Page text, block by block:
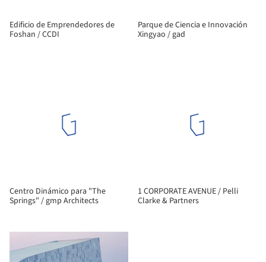
Edificio de Emprendedores de
Foshan / CCDI
Parque de Ciencia e Innovación
Xingyao / gad
Centro Dinámico para "The
Springs" / gmp Architects
1 CORPORATE AVENUE / Pelli
Clarke & Partners